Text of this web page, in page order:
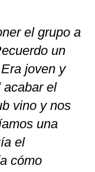
el grupo a
un
joven y
acabar el
vino y nos
una
el
cómo